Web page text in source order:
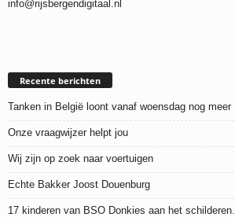
info@rijsbergendigitaal.nl
Recente berichten
Tanken in België loont vanaf woensdag nog meer
Onze vraagwijzer helpt jou
Wij zijn op zoek naar voertuigen
Echte Bakker Joost Douenburg
17 kinderen van BSO Donkies aan het schilderen.